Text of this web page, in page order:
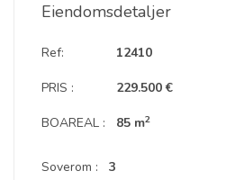
Eiendomsdetaljer
Ref:
PRIS :
BOAREAL :
12410
229.500 €
85 m2
Soverom : 3